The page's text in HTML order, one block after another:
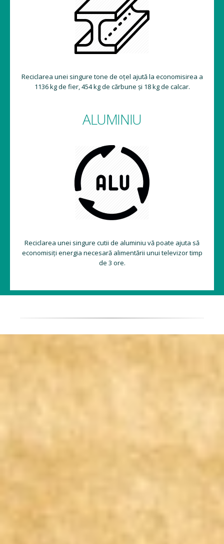
Reciclarea unei singure tone de oțel ajută la economisirea a
1136 kg de fier, 454 kg de cărbune și 18 kg de calcar.
ALUMINIU
Reciclarea unei singure cutii de aluminiu vă poate ajuta să
economisiți energia necesară alimentării unui televizor timp
de 3 ore.